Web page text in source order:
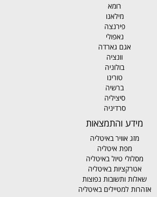
רומא
מילאנו
פירנצה
נאפולי
אגם גארדה
וונציה
בולוניה
טורינו
ברשיה
סיציליה
סרדיניה
מידע והתמצאות
מזג אוויר באיטליה
מפת איטליה
מסלולי טיול באיטליה
אטרקציות באיטליה
שאלות ותשובות נפוצות
אזהרות למטיילים באיטליה